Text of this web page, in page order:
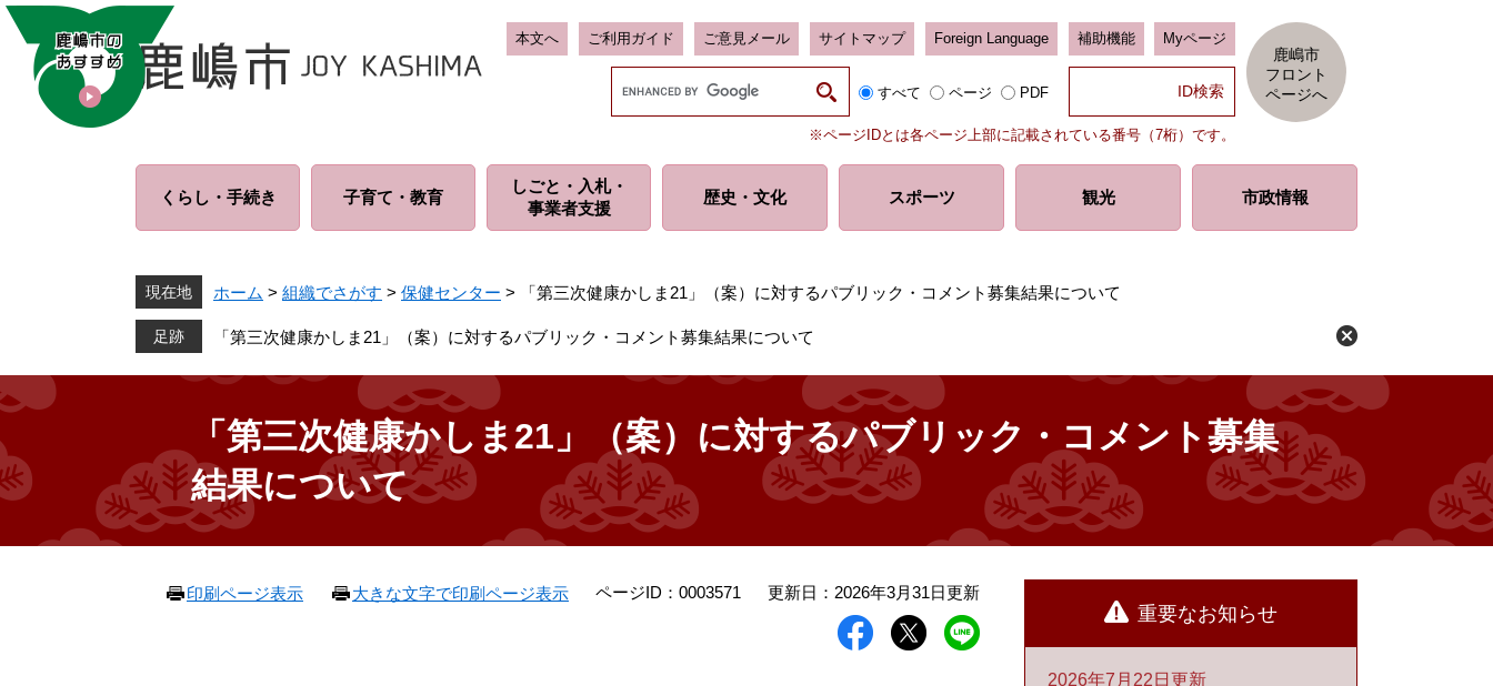
ペ
メ
本文へ ご利用ガイド ご意見メール サイトマップ Foreign Language 補助機能 Myページ
ム
索
すべて ページ PDF
※ページIDとは各ページ上部に記載されている番号（7桁）です。
鹿嶋市
フロント
ページへ
くらし・ 手続き 子育て・ 教育
しごと・入札・
事業者支援
歴史・ 文化 スポーツ 観光 市政情報
現在地 ホーム > 組織でさがす > 保健センター > 「第三次健康かしま21」（案）に対するパブリック・コメント募集結果について
「第三次健康かしま21」（案）に対するパブリック・コメント募集結果について
「第三次健康かしま21」（案）に対するパブリック・コメント募集
結果について
印刷ページ表示 大きな文字で印刷ページ表示 ページID：0003571 更新日：2026年3月31日更新
重要なお知らせ
2026年7月22日更新